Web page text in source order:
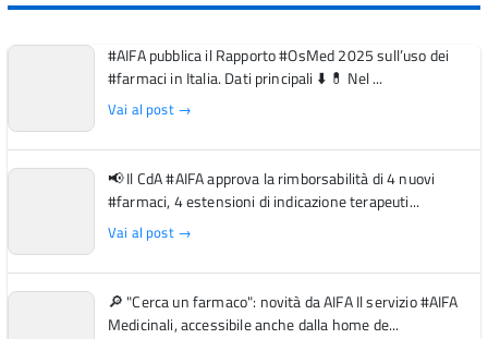
#AIFA pubblica il Rapporto #OsMed 2025 sull’uso dei
#farmaci in Italia. Dati principali ⬇️ 💊 Nel ...
Vai al post →
📢 Il CdA #AIFA approva la rimborsabilità di 4 nuovi
#farmaci, 4 estensioni di indicazione terapeuti...
Vai al post →
🔎 "Cerca un farmaco": novità da AIFA Il servizio #AIFA
Medicinali, accessibile anche dalla home de...